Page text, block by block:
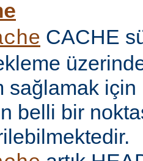
CACHE
sağlamak
belli bir